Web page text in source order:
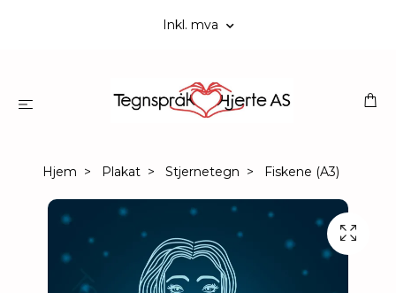
Inkl. mva
Hjem Plakat Stjernetegn Fiskene (A3)